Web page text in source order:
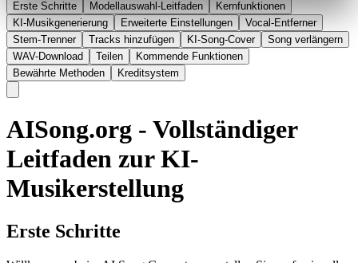
Erste Schritte Modellauswahl-Leitfaden
Kernfunktionen
KI-Musikgenerierung
Erweiterte Einstellungen
Vocal-Entferner
Stem-Trenner
Tracks hinzufügen KI-Song-Cover
Song verlängern
WAV-Download
Teilen
Kommende Funktionen
Bewährte Methoden
Kreditsystem
AISong.org - Vollständiger
Leitfaden zur KI-
Musikerstellung
Erste Schritte